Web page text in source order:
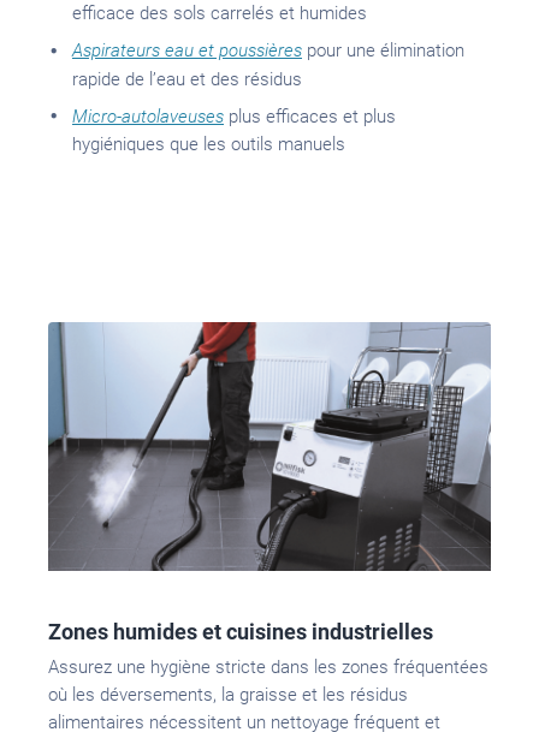
efficace des sols carrelés et humides
Aspirateurs eau et poussières pour une élimination
rapide de l’eau et des résidus
Micro-autolaveuses plus efficaces et plus
hygiéniques que les outils manuels
Zones humides et cuisines industrielles
Assurez une hygiène stricte dans les zones fréquentées
où les déversements, la graisse et les résidus
alimentaires nécessitent un nettoyage fréquent et